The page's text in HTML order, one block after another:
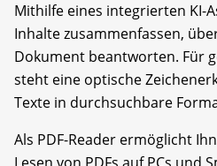
Mithilfe eines integrierten KI-
Inhalte zusammenfassen,
Dokument beantworten. Für
steht eine optische
Texte in durchsuchbare
Als PDF-Reader ermöglicht